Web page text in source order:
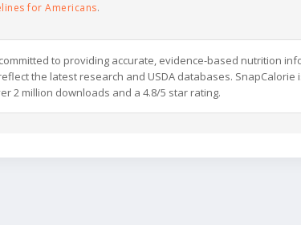
for Americans.
to providing accurate, evidence-based nutrition
the latest research and USDA databases. SnapCalorie
2 million downloads and a 4.8/5 star rating.